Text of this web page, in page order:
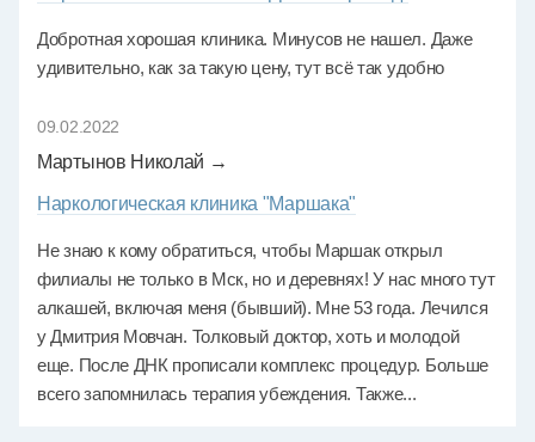
Добротная хорошая клиника. Минусов не нашел. Даже
удивительно, как за такую цену, тут всё так удобно
09.02.2022
Мартынов Николай →
Наркологическая клиника "Маршака"
Не знаю к кому обратиться, чтобы Маршак открыл
филиалы не только в Мск, но и деревнях! У нас много тут
алкашей, включая меня (бывший). Мне 53 года. Лечился
у Дмитрия Мовчан. Толковый доктор, хоть и молодой
еще. После ДНК прописали комплекс процедур. Больше
всего запомнилась терапия убеждения. Также...